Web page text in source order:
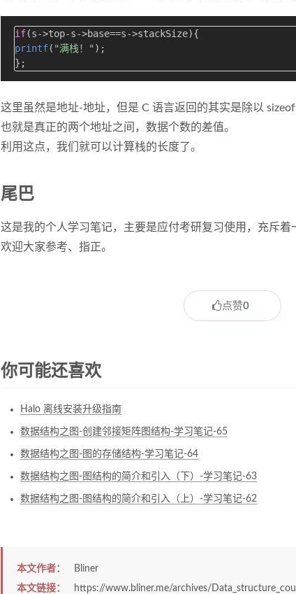
if
printf( "满栈！" );
这里虽然是地址-地址，但是 C 语言返回的其实是除以
也就是真正的两个地址之间，数据个数的差值。
利用这点，我们就可以计算栈的长度了。
尾巴
这是我的个人学习笔记，主要是应付考研复习使用，充斥着
欢迎大家参考、指正。
点赞0
你可能还喜欢
Halo 离线安装升级指南
数据结构之图-创建邻接矩阵图结构-学习笔记-65
数据结构之图-图的存储结构-学习笔记-64
数据结构之图-图结构的简介和引入（下）-学习笔记-63
数据结构之图-图结构的简介和引入（上）-学习笔记-62
本文作者：
Bliner
本文链接：
https://www.bliner.me/archives/